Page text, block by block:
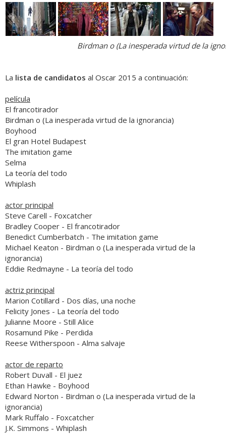
Birdman o (La inesperada virtud de la
La lista de candidatos al Oscar 2015 a continuación:
película
El francotirador
Birdman o (La inesperada virtud de la ignorancia)
Boyhood
El gran Hotel Budapest
The imitation game
Selma
La teoría del todo
Whiplash
actor principal
Steve Carell - Foxcatcher
Bradley Cooper - El francotirador
Benedict Cumberbatch - The imitation game
Michael Keaton - Birdman o (La inesperada virtud de la
ignorancia)
Eddie Redmayne - La teoría del todo
actriz principal
Marion Cotillard - Dos días, una noche
Felicity Jones - La teoría del todo
Julianne Moore - Still Alice
Rosamund Pike - Perdida
Reese Witherspoon - Alma salvaje
actor de reparto
Robert Duvall - El juez
Ethan Hawke - Boyhood
Edward Norton - Birdman o (La inesperada virtud de la
ignorancia)
Mark Ruffalo - Foxcatcher
J.K. Simmons - Whiplash